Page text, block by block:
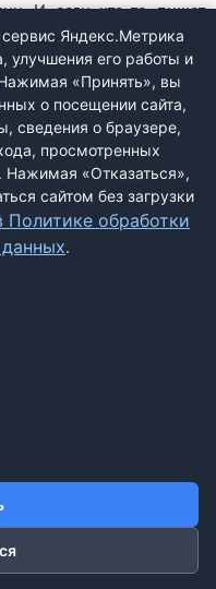
И если кто-то пишет
они нагло оклеветали
изначально создан для
Яндекс.Метрика
улучшения его работы и
«Принять», вы
о посещении сайта,
сведения о браузере,
просмотренных
Нажимая «Отказаться»,
сайтом без загрузки
Политике обработки
.